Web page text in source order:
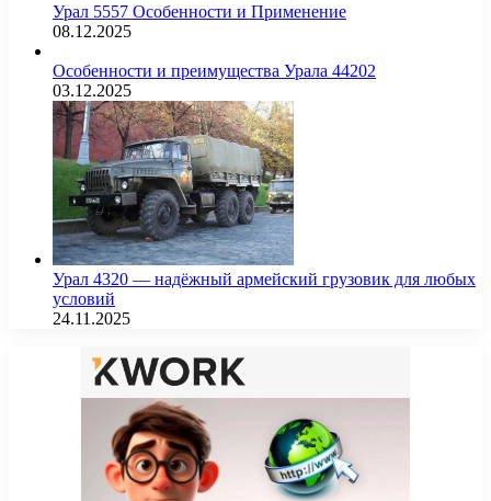
Урал 5557 Особенности и Применение
08.12.2025
Особенности и преимущества Урала 44202
03.12.2025
Урал 4320 — надёжный армейский грузовик для любых
условий
24.11.2025